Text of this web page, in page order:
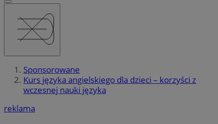
Sponsorowane
Kurs języka angielskiego dla dzieci – korzyści z
wczesnej nauki języka
reklama